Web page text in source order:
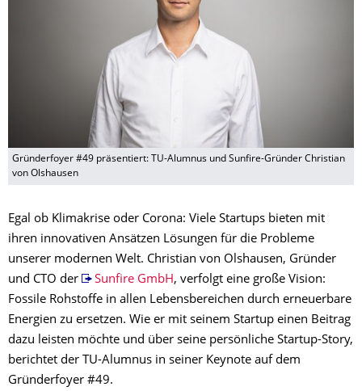
Gründerfoyer #49 präsentiert: TU-Alumnus und Sunfire-Gründer Christian
von Olshausen
Egal ob Klimakrise oder Corona: Viele Startups bieten mit
ihren innovativen Ansätzen Lösungen für die Probleme
unserer modernen Welt. Christian von Olshausen, Gründer
und CTO der
Sunfire GmbH, verfolgt eine große Vision:
Fossile Rohstoffe in allen Lebensbereichen durch erneuerbare
Energien zu ersetzen. Wie er mit seinem Startup einen Beitrag
dazu leisten möchte und über seine persönliche Startup-Story,
berichtet der TU-Alumnus in seiner Keynote auf dem
Gründerfoyer #49.